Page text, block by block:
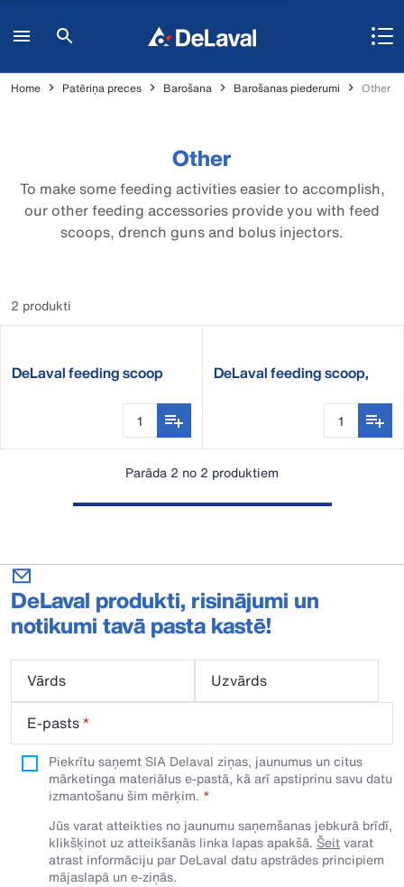
Home Patēriņa preces Barošana Barošanas piederumi Other
Other
To make some feeding activities easier to accomplish,
our other feeding accessories provide you with feed
scoops, drench guns and bolus injectors.
2 produkti
DeLaval feeding scoop DeLaval feeding scoop,
Parāda 2 no 2 produktiem
DeLaval produkti, risinājumi un
notikumi tavā pasta kastē!
Vārds
Uzvārds
E-pasts*
Piekrītu saņemt SIA Delaval ziņas, jaunumus un citus
mārketinga materiālus e-pastā, kā arī apstiprinu savu datu
izmantošanu šim mērķim.
Jūs varat atteikties no jaunumu saņemšanas jebkurā brīdī,
klikšķinot uz atteikšanās linka lapas apakšā. Šeitvarat
atrast informāciju par DeLaval datu apstrādes principiem
mājaslapā un e-ziņās.